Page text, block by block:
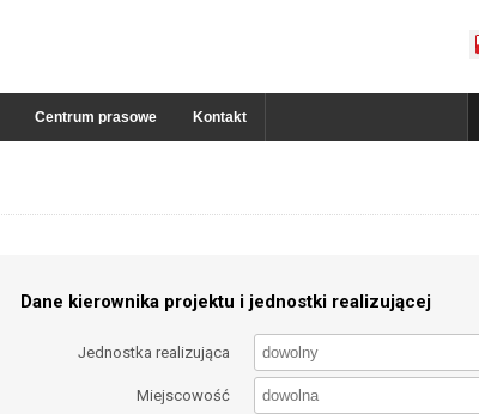
Centrum prasowe Kontakt
Dane kierownika projektu i jednostki realizującej
Jednostka realizująca
Miejscowość